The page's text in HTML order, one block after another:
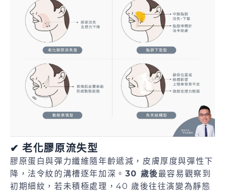
✔ 老化膠原流失型
膠原蛋白與彈力纖維隨年齡遞減，皮膚厚度與彈性下
降，法令紋的溝槽逐年加深。 30 歲後最容易觀察到
初期細紋，若未積極處理，40 歲後往往演變為靜態